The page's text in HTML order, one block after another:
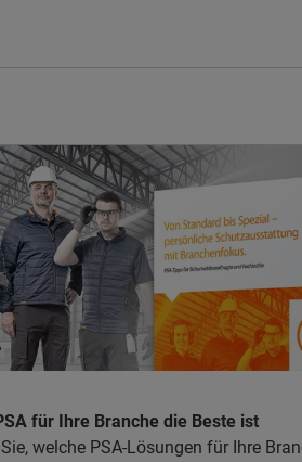
für Ihre Branche die Beste ist
welche PSA-Lösungen für Ihre